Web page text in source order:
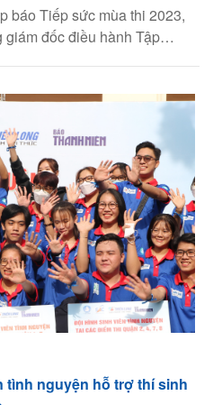
báo Tiếp sức mùa thi 2023,
đốc điều hành Tập
thường nhận được câu hỏi:
mới và mang lại những giá
cả nước?".
tình nguyện hỗ trợ thí sinh